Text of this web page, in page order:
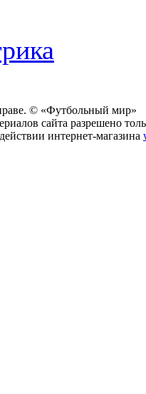
© «Футбольный мир»
сайта разрешено
интернет-магазина